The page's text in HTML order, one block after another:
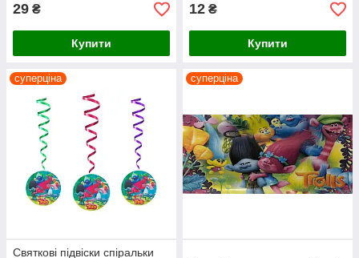
29 ₴
Купити
12 ₴
Купити
суперціна
Святкові підвіски спіральки
суперціна